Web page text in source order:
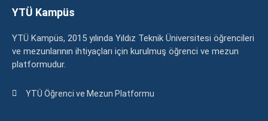
YTÜ Kampüs
YTÜ Kampüs, 2015 yılında Yıldız Teknik Üniversitesi öğrencileri
ve mezunlarının ihtiyaçları için kurulmuş öğrenci ve mezun
platformudur.
YTÜ Öğrenci ve Mezun Platformu